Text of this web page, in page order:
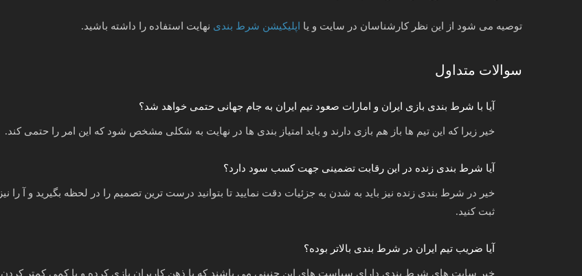
توصیه می شود از این نظر کارشناسان در سایت و یا اپلیکیشن شرط بندی نهایت استفاده را داشته باشید.
سوالات متداول
آیا با شرط بندی بازی ایران و امارات صعود تیم ایران به جام جهانی حتمی خواهد شد؟
خیر زیرا که این تیم ها باز هم بازی دارند و باید امتیاز بندی ها در نهایت به شکلی مشخص شود که این امر را حتمی کند.
آیا شرط بندی زنده در این رقابت تضمینی جهت کسب سود دارد؟
خیر در شرط بندی زنده نیز باید به شدن به جزئیات دقت نمایید تا بتوانید درست ترین تصمیم را در لحظه بگیرید و آ را نیز
ثبت کنید.
آیا ضریب تیم ایران در شرط بندی بالاتر بوده؟
خیر سایت های شرط بندی دارای سیاست های این چنینی می باشند که با ذهن کاربران بازی کرده و با کمی کمتر کردن